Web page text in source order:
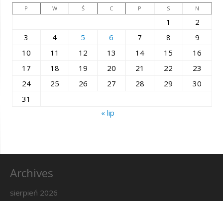
P W Ś C P S N
1
2
3
4 5 6 7 8
9
10
11 12 13 14 15
16
17
18 19 20 21 22
23
24
25 26 27 28 29
30
31
« lip
Archives
sierpień 2026